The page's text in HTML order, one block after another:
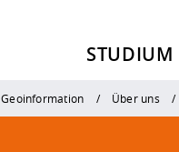
STUDIUM
Geoinformation Über uns